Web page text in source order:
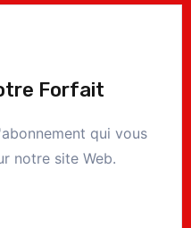
Forfait
qui vous
notre site Web.